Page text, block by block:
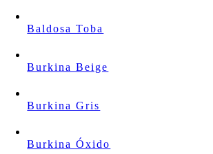
Baldosa Toba
Burkina Beige
Burkina Gris
Burkina Óxido